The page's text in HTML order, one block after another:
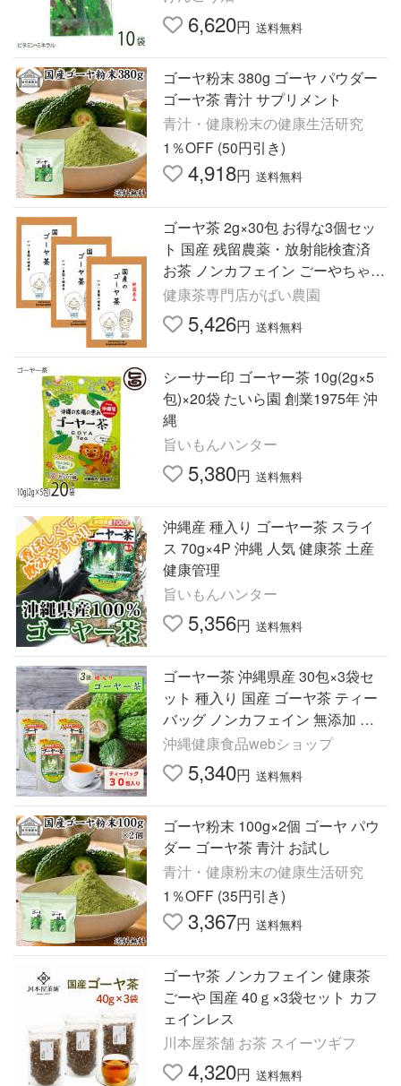
6,620円 送料無料
ゴーヤ粉末 380g ゴーヤ パウダー
ゴーヤ茶 青汁 サプリメント
青汁・健康粉末の健康生活研究
1％OFF (50円引き)
4,918円 送料無料
ゴーヤ茶 2g×30包 お得な3個セッ
ト 国産 残留農薬・放射能検査済
お茶 ノンカフェイン ごーやちゃ
にがうりちゃ ニガウリ茶 健康茶
送料無料
健康茶専門店がばい農園
5,426円 送料無料
シーサー印 ゴーヤー茶 10g(2g×5
包)×20袋 たいら園 創業1975年 沖
縄
旨いもんハンター
5,380円 送料無料
沖縄産 種入り ゴーヤー茶 スライ
ス 70g×4P 沖縄 人気 健康茶 土産
健康管理
旨いもんハンター
5,356円 送料無料
ゴーヤー茶 沖縄県産 30包×3袋セ
ット 種入り 国産 ゴーヤ茶 ティー
バッグ ノンカフェイン 無添加 健
康茶 苦瓜茶 ティーパック お茶 送
料無料 うっちん沖縄
沖縄健康食品webショップ
5,340円 送料無料
ゴーヤ粉末 100g×2個 ゴーヤ パウ
ダー ゴーヤ茶 青汁 お試し
青汁・健康粉末の健康生活研究
1％OFF (35円引き)
3,367円 送料無料
ゴーヤ茶 ノンカフェイン 健康茶
ごーや 国産 40ｇ×3袋セット カフ
ェインレス
川本屋茶舗 お茶 スイーツギフ
4,320円 送料無料